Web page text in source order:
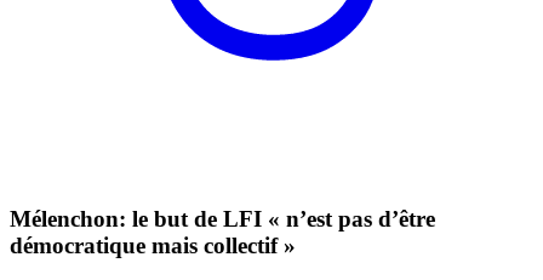
Mélenchon: le but de LFI « n’est pas d’être
démocratique mais collectif »